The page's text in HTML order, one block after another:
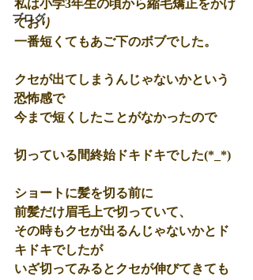
ブログ
私は小学3年生の頃から縮毛矯正をかけ
ており
一番短くてもあご下のボブでした。
クセが出てしまうんじゃないかという
恐怖感で
今まで短くしたことがなかったので
切っている間終始ドキドキでした(*_*)
ショートに髪を切る前に
前髪だけ眉毛上で切っていて、
その時もクセが出るんじゃないかとド
キドキでしたが
いざ切ってみるとクセが伸びてきても